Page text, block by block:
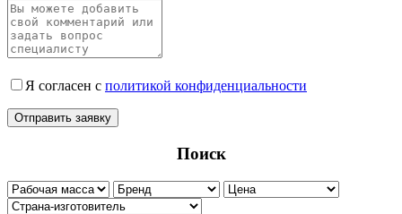
Я согласен с политикой конфиденциальности
Поиск